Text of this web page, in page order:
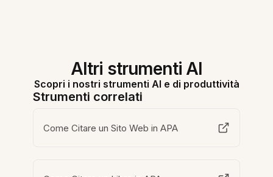
Altri strumenti AI
Scopri i nostri strumenti AI e di produttività
Strumenti correlati
Come Citare un Sito Web in APA